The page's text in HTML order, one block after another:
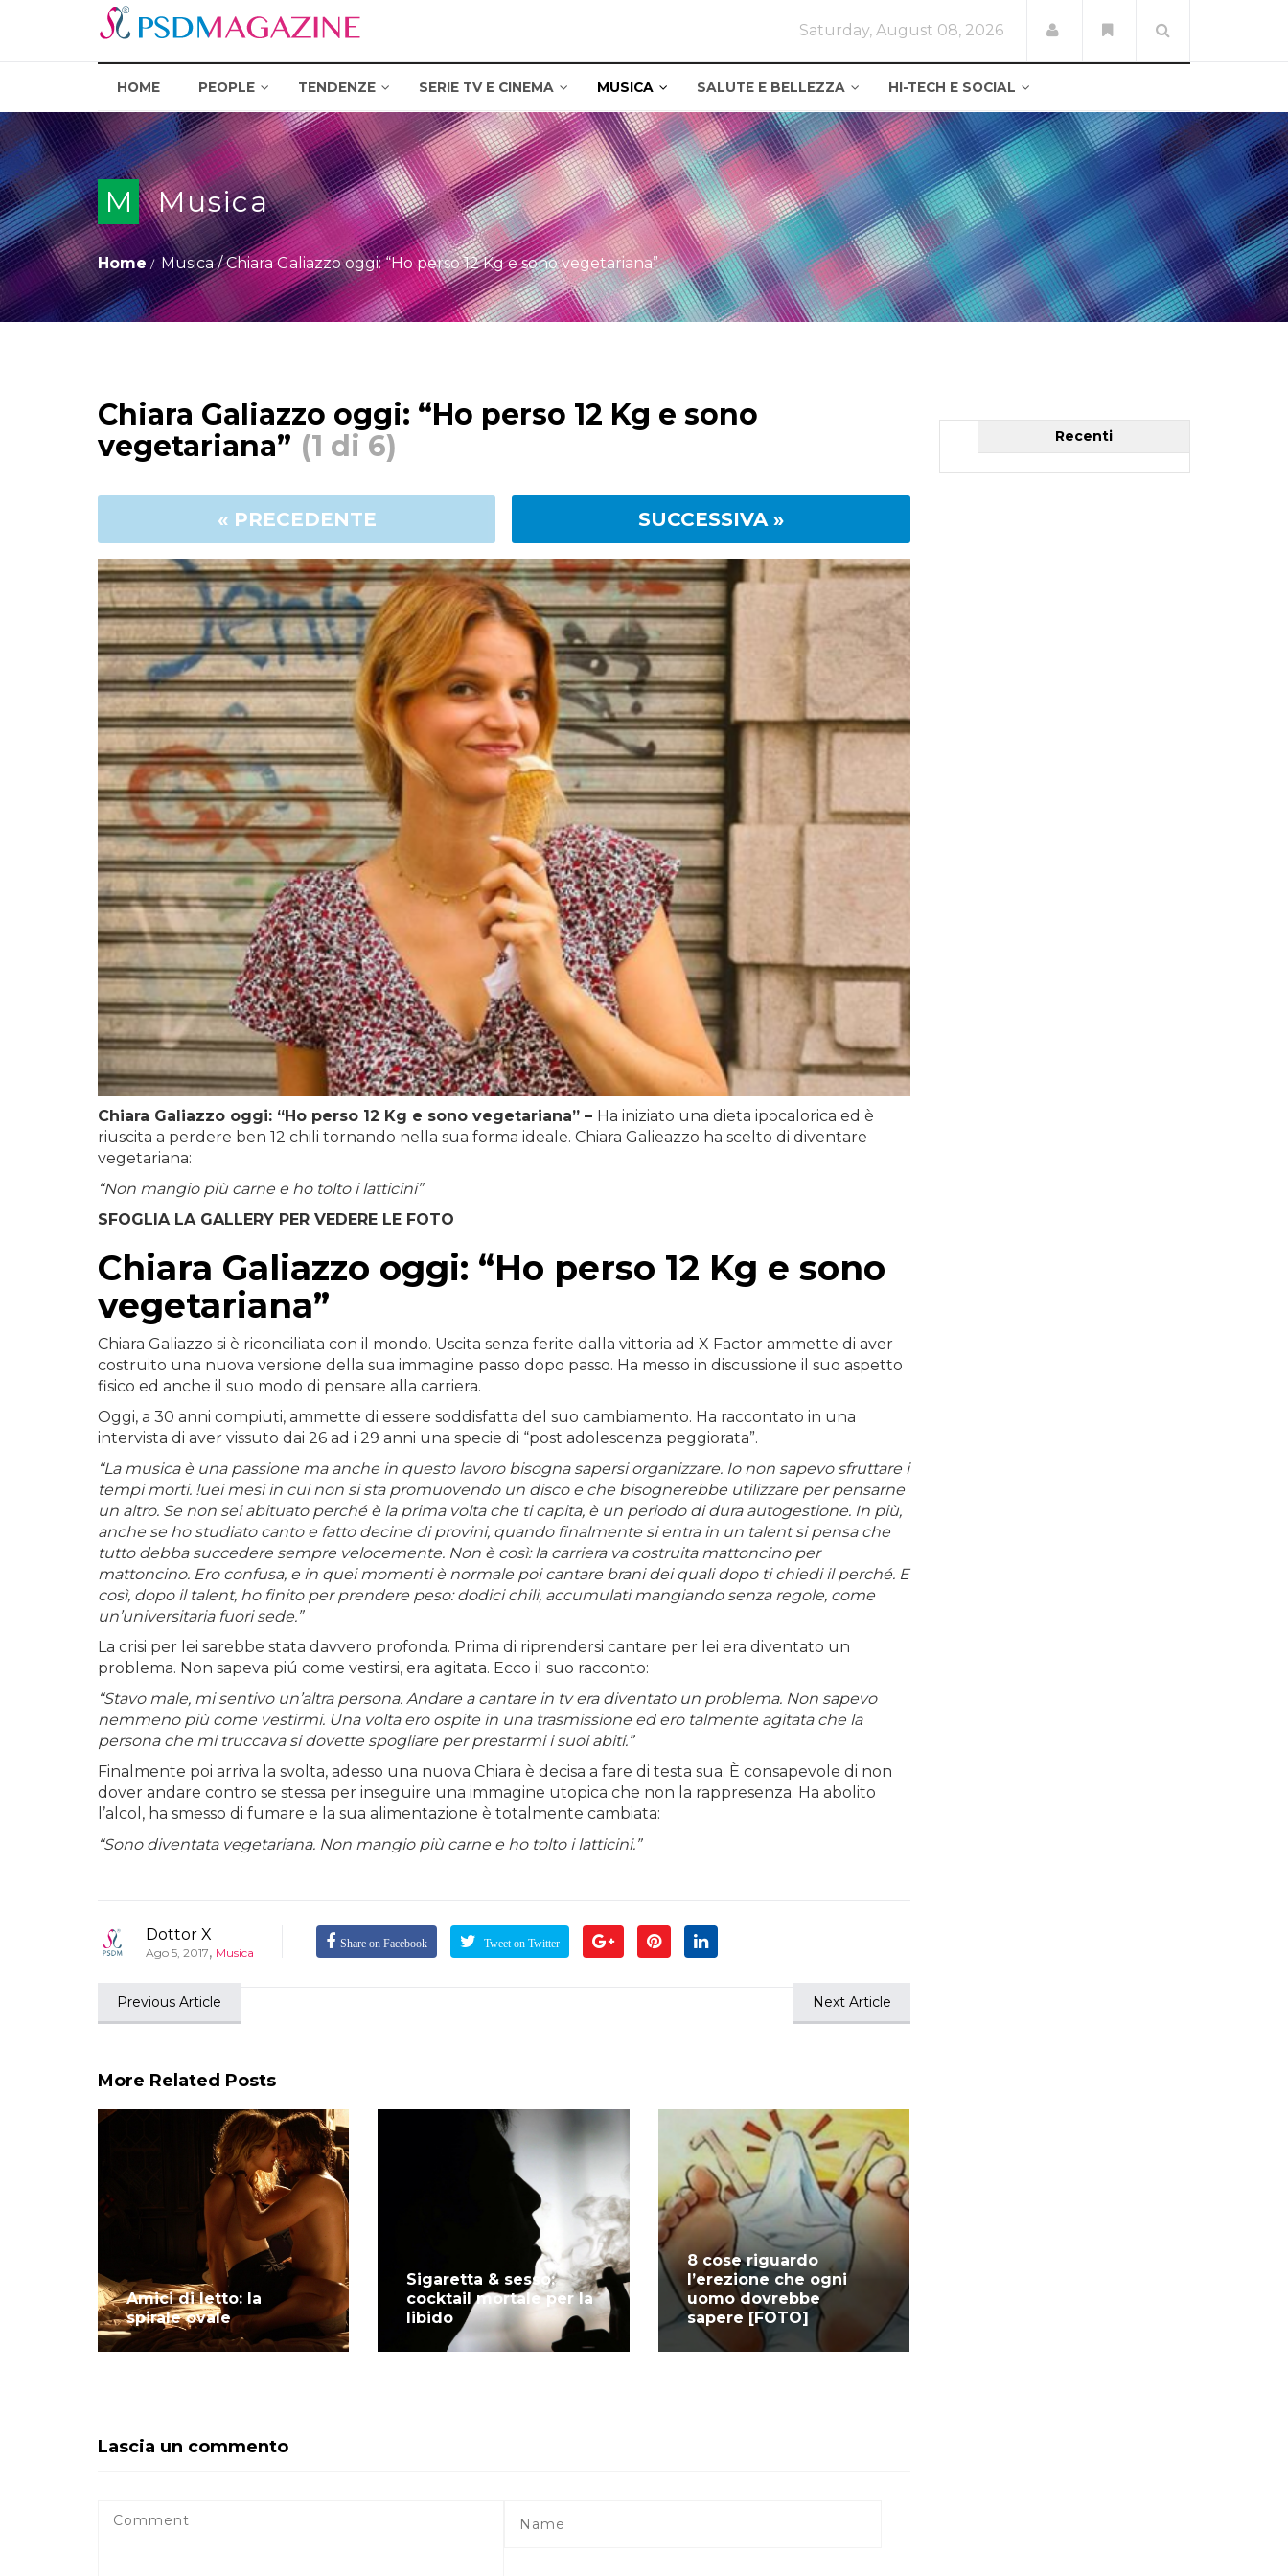
Saturday, August 08, 2026
HOME PEOPLE TENDENZE SERIE TV E CINEMA MUSICA SALUTE E BELLEZZA HI-TECH E SOCIAL
M Musica
Home Musica /Chiara Galiazzo oggi: “Ho perso 12 Kg e sono vegetariana”
Chiara Galiazzo oggi: “Ho perso 12 Kg e sono
vegetariana” (1 di 6)
« PRECEDENTE SUCCESSIVA »
Chiara Galiazzo oggi: “Ho perso 12 Kg e sono vegetariana” – Ha iniziato una dieta ipocalorica ed è
riuscita a perdere ben 12 chili tornando nella sua forma ideale. Chiara Galieazzo ha scelto di diventare
vegetariana:
“Non mangio più carne e ho tolto i latticini”
SFOGLIA LA GALLERY PER VEDERE LE FOTO
Chiara Galiazzo oggi: “Ho perso 12 Kg e sono
vegetariana”
Chiara Galiazzo si è riconciliata con il mondo. Uscita senza ferite dalla vittoria ad X Factor ammette di aver
costruito una nuova versione della sua immagine passo dopo passo. Ha messo in discussione il suo aspetto
fisico ed anche il suo modo di pensare alla carriera.
Oggi, a 30 anni compiuti, ammette di essere soddisfatta del suo cambiamento. Ha raccontato in una
intervista di aver vissuto dai 26 ad i 29 anni una specie di “post adolescenza peggiorata”.
“La musica è una passione ma anche in questo lavoro bisogna sapersi organizzare. Io non sapevo sfruttare i
tempi morti. !uei mesi in cui non si sta promuovendo un disco e che bisognerebbe utilizzare per pensarne
un altro. Se non sei abituato perché è la prima volta che ti capita, è un periodo di dura autogestione. In più,
anche se ho studiato canto e fatto decine di provini, quando finalmente si entra in un talent si pensa che
tutto debba succedere sempre velocemente. Non è così: la carriera va costruita mattoncino per
mattoncino. Ero confusa, e in quei momenti è normale poi cantare brani dei quali dopo ti chiedi il perché. E
così, dopo il talent, ho finito per prendere peso: dodici chili, accumulati mangiando senza regole, come
un’universitaria fuori sede.”
La crisi per lei sarebbe stata davvero profonda. Prima di riprendersi cantare per lei era diventato un
problema. Non sapeva piú come vestirsi, era agitata. Ecco il suo racconto:
“Stavo male, mi sentivo un’altra persona. Andare a cantare in tv era diventato un problema. Non sapevo
nemmeno più come vestirmi. Una volta ero ospite in una trasmissione ed ero talmente agitata che la
persona che mi truccava si dovette spogliare per prestarmi i suoi abiti.”
Finalmente poi arriva la svolta, adesso una nuova Chiara è decisa a fare di testa sua. È consapevole di non
dover andare contro se stessa per inseguire una immagine utopica che non la rappresenza. Ha abolito
l’alcol, ha smesso di fumare e la sua alimentazione è totalmente cambiata:
“Sono diventata vegetariana. Non mangio più carne e ho tolto i latticini.”
Dottor X
Ago 5, 2017, Musica
Share on Facebook Tweet on Twitter
Previous Article Next Article
More Related Posts
Amici di letto: la
spirale ovale
Sigaretta & sesso:
cocktail mortale per la
libido
8 cose riguardo
l’erezione che ogni
uomo dovrebbe
sapere [FOTO]
Lascia un commento
Recenti